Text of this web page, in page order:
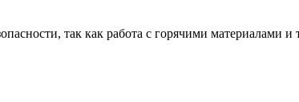
так как работа с горячими материалами